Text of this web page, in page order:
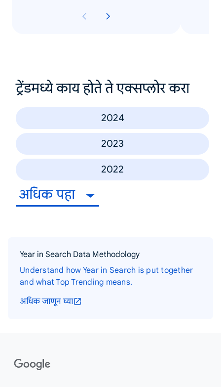
ट्रेंडमध्ये काय होते ते एक्सप्लोर करा
2024
2023
2022
अधिक पहा
Year in Search Data Methodology
Understand how Year in Search is put together
and what Top Trending means.
अधिक जाणून घ्या